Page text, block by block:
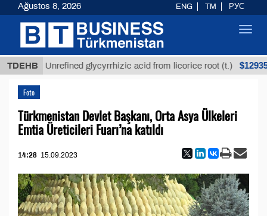
TDEHB
Unrefined glycyrrhizic acid from licorice root (t.) $12935,18
Foto
Türkmenistan Devlet Başkanı, Orta Asya Ülkeleri
Emtia Üreticileri Fuarı’na katıldı
14:28 15.09.2023
Ağustos 8, 2026 ENG TM РУС